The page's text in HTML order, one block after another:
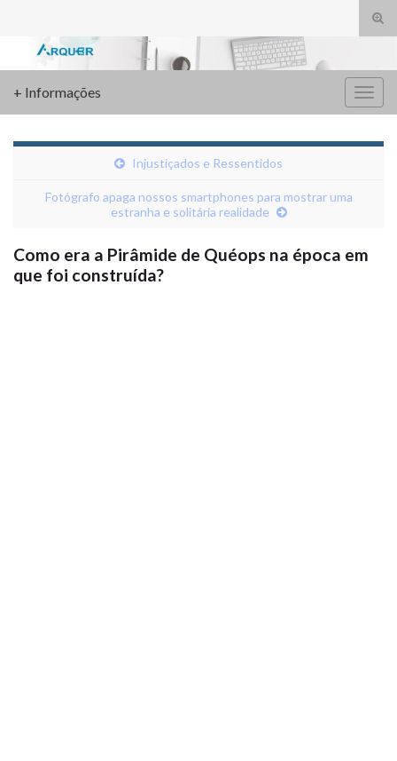
Search for:
+ Informações
Injustiçados e Ressentidos
Fotógrafo apaga nossos smartphones para mostrar uma
estranha e solitária realidade
Como era a Pirâmide de Quéops na época em
que foi construída?